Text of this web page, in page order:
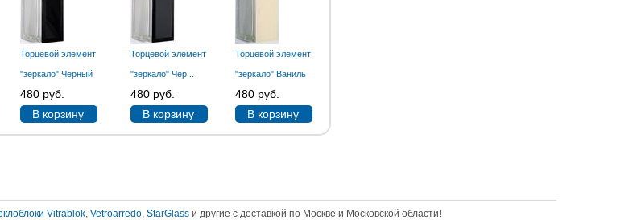
Торцевой элемент
"зеркало" Черный
480 руб.
В корзину
Торцевой элемент
"зеркало" Чер...
480 руб.
В корзину
Торцевой элемент
"зеркало" Ваниль
480 руб.
В корзину
Vitrablok, Vetroarredo, StarGlassи другие с доставкой по Москве и Московской области!